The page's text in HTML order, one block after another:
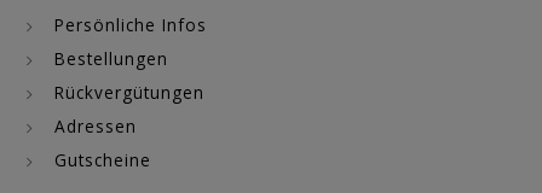
Persönliche Infos
Bestellungen
Rückvergütungen
Adressen
Gutscheine